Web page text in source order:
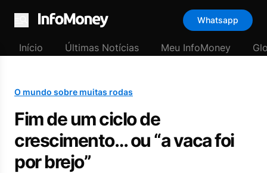
Menu
Whatsapp
Início Últimas Notícias Meu InfoMoney
O mundo sobre muitas rodas
Fim de um ciclo de
crescimento… ou “a vaca foi
por brejo”